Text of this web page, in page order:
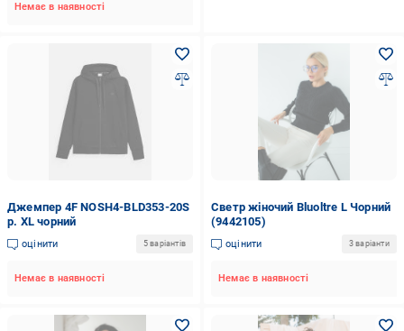
Немає в наявності
Джемпер 4F NOSH4-BLD353-20S
р. XL чорний
оцінити 5 варіантів
Немає в наявності
Светр жіночий Bluoltre L Чорний
(9442105)
оцінити 3 варіанти
Немає в наявності